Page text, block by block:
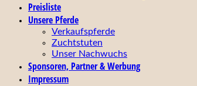
Preisliste
Unsere Pferde
Verkaufspferde
Zuchtstuten
Unser Nachwuchs
Sponsoren, Partner & Werbung
Impressum